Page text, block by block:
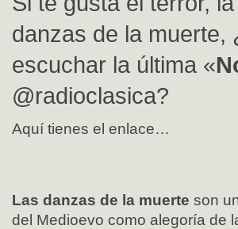
danzas de la muerte,
escuchar la última «
@radioclasica?
Aquí tienes el enlace…
Las danzas de la muerte son
del Medioevo como alegoría de